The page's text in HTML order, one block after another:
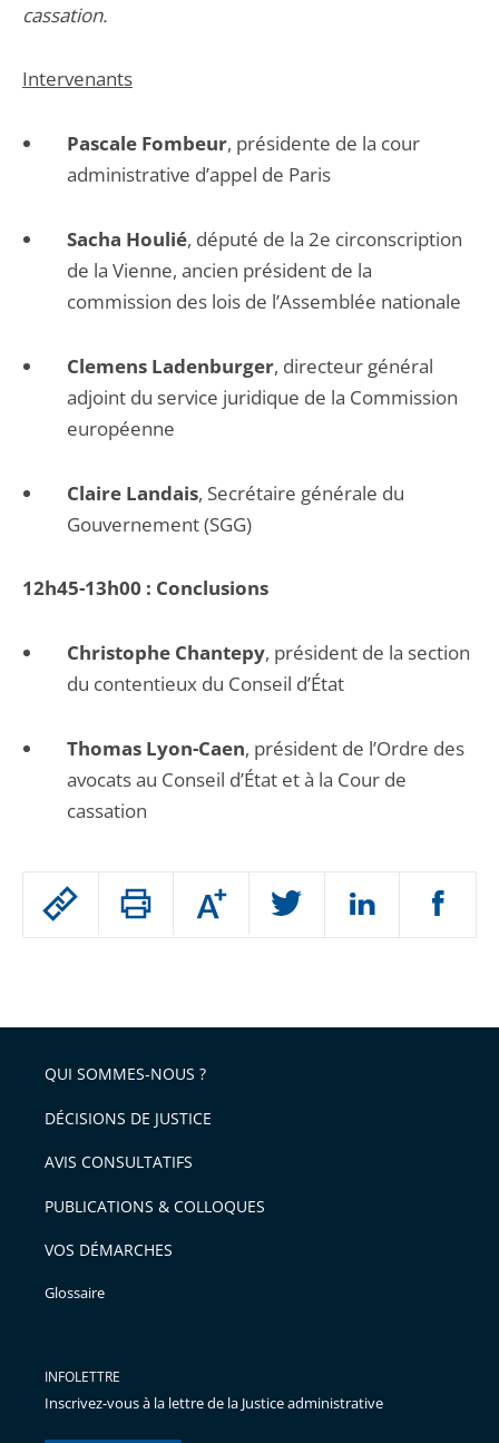
Passer
arriver
Augmenter
ou
l'article
pour
avant
cassation.
Intervenants
Pascale Fombeur, présidente de la cour
administrative d’appel de Paris
Sacha Houlié, député de la 2e circonscription
de la Vienne, ancien président de la
commission des lois de l’Assemblée nationale
Clemens Ladenburger, directeur général
adjoint du service juridique de la Commission
européenne
Claire Landais, Secrétaire générale du
Gouvernement (SGG)
12h45-13h00 : Conclusions
Christophe Chantepy, président de la section
du contentieux du Conseil d’État
Thomas Lyon-Caen, président de l’Ordre des
avocats au Conseil d’État et à la Cour de
cassation
QUI SOMMES-NOUS ?
DÉCISIONS DE JUSTICE
AVIS CONSULTATIFS
PUBLICATIONS & COLLOQUES
VOS DÉMARCHES
Glossaire
INFOLETTRE
Inscrivez-vous à la lettre de la Justice administrative